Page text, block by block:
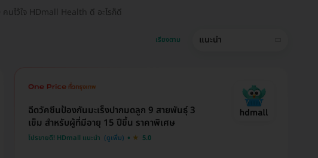
นไว้ใจ HDmall Health ดี อะไรก็ดี
เรียงตาม แนะนำ
ฉีดวัคซีนป้องกันมะเร็งปากมดลูก 9 สายพันธุ์ 3
เข็ม สำหรับผู้ที่มีอายุ 15 ปีขึ้น ราคาพิเศษ
โปรขายดี! HDmall แนะนำ 5.0